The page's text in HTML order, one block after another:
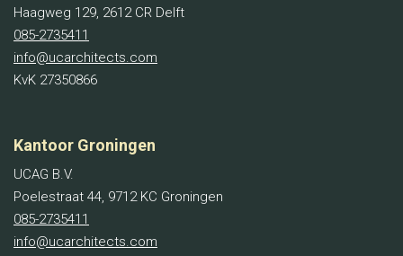
Haagweg 129, 2612 CR Delft
085-2735411
info@ucarchitects.com
KvK 27350866
Kantoor Groningen
UCAG B.V.
Poelestraat 44, 9712 KC Groningen
085-2735411
info@ucarchitects.com